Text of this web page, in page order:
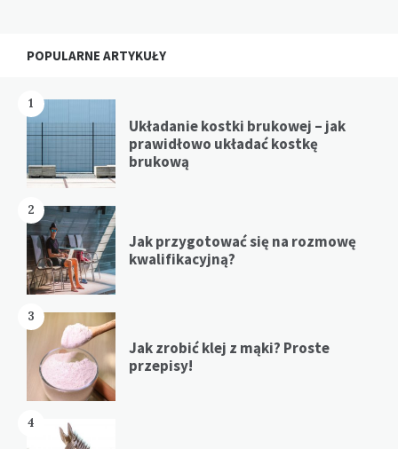
POPULARNE ARTYKUŁY
1
Układanie kostki brukowej – jak
prawidłowo układać kostkę
brukową
2
Jak przygotować się na rozmowę
kwalifikacyjną?
3
Jak zrobić klej z mąki? Proste
przepisy!
4